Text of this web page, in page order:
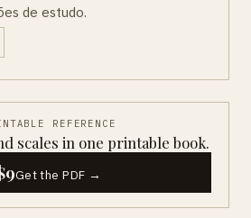
de estudo.
REFERENCE
scales in one printable book.
Get the PDF →